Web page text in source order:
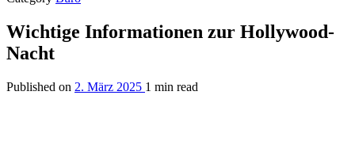
Wichtige Informationen zur Hollywood-
Nacht
Published on 2. März 2025 1 min read